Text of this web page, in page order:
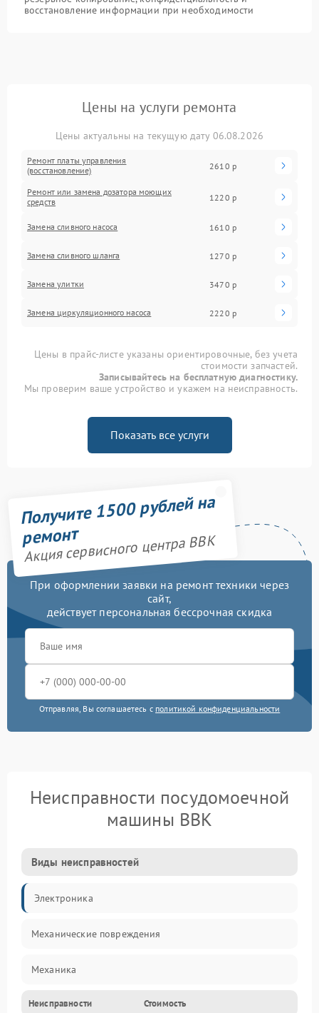
восстановление информации при необходимости
Цены на услуги ремонта
Цены актуальны на текущую дату 06.08.2026
Ремонт платы управления
(восстановление)
2610 р
Ремонт или замена дозатора моющих
средств
1220 р
Замена сливного насоса 1610 р
Замена сливного шланга 1270 р
Замена улитки 3470 р
Замена циркуляционного насоса 2220 р
Цены в прайс-листе указаны ориентировочные, без учета
стоимости запчастей.
Записывайтесь на бесплатную диагностику.
Мы проверим ваше устройство и укажем на неисправность.
Показать все услуги
Получите 1500 рублей на
ремонт
Акция сервисного центра BBK
При оформлении заявки на ремонт техники через
сайт,
действует персональная бессрочная скидка
Отправляя, Вы соглашаетесь с политикой конфиденциальности
Неисправности посудомоечной
машины BBK
Виды неисправностей
Электроника
Механические повреждения
Механика
Управление
Неисправности Стоимость